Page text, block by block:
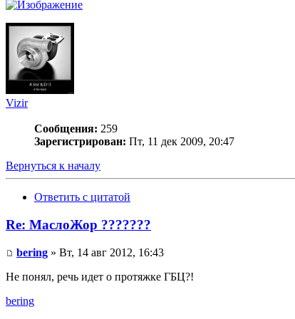
Vizir
Сообщения: 259
Зарегистрирован: Пт, 11 дек 2009, 20:47
Вернуться к началу
Ответить с цитатой
Re: МаслоЖор ???????
bering » Вт, 14 авг 2012, 16:43
Не понял, речь идет о протяжке ГБЦ?!
bering